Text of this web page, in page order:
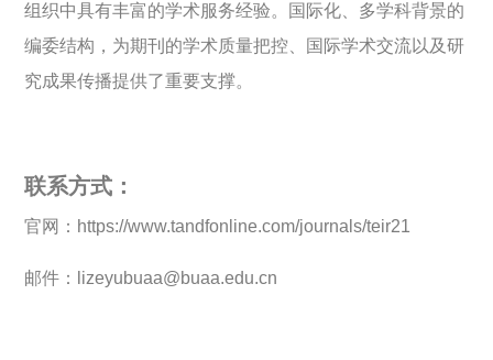
组织中具有丰富的学术服务经验。国际化、多学科背景的
编委结构，为期刊的学术质量把控、国际学术交流以及研
究成果传播提供了重要支撑。
联系方式：
官网：https://www.tandfonline.com/journals/teir21
邮件：lizeyubuaa@buaa.edu.cn